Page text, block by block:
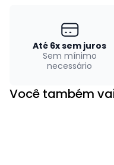
Até 6x sem juros
Sem mínimo
necessário
Você também